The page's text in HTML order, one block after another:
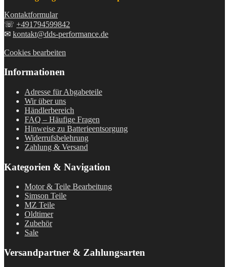
Kontaktformular
☏ +491794599842
✉ kontakt@dds-performance.de
Cookies bearbeiten
Informationen
Adresse für Abgabeteile
Wir über uns
Händlerbereich
FAQ – Häufige Fragen
Hinweise zu Batterieentsorgung
Widerrufsbelehrung
Zahlung & Versand
Kategorien & Navigation
Motor & Teile Bearbeitung
Simson Teile
MZ Teile
Oldtimer
Zubehör
Sale
Versandpartner & Zahlungsarten